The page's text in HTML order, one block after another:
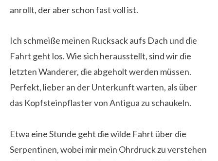
anrollt, der aber schon fast voll ist.
Ich schmeiße meinen Rucksack aufs Dach und die
Fahrt geht los. Wie sich herausstellt, sind wir die
letzten Wanderer, die abgeholt werden müssen.
Perfekt, lieber an der Unterkunft warten, als über
das Kopfsteinpflaster von Antigua zu schaukeln.
Etwa eine Stunde geht die wilde Fahrt über die
Serpentinen, wobei mir mein Ohrdruck zu verstehen